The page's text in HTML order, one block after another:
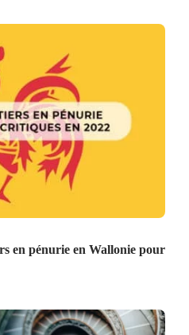
en pénurie en Wallonie pour